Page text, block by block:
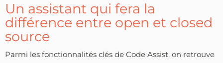
Un assistant qui fera la
différence entre open et closed
source
Parmi les fonctionnalités clés de Code Assist, on retrouve